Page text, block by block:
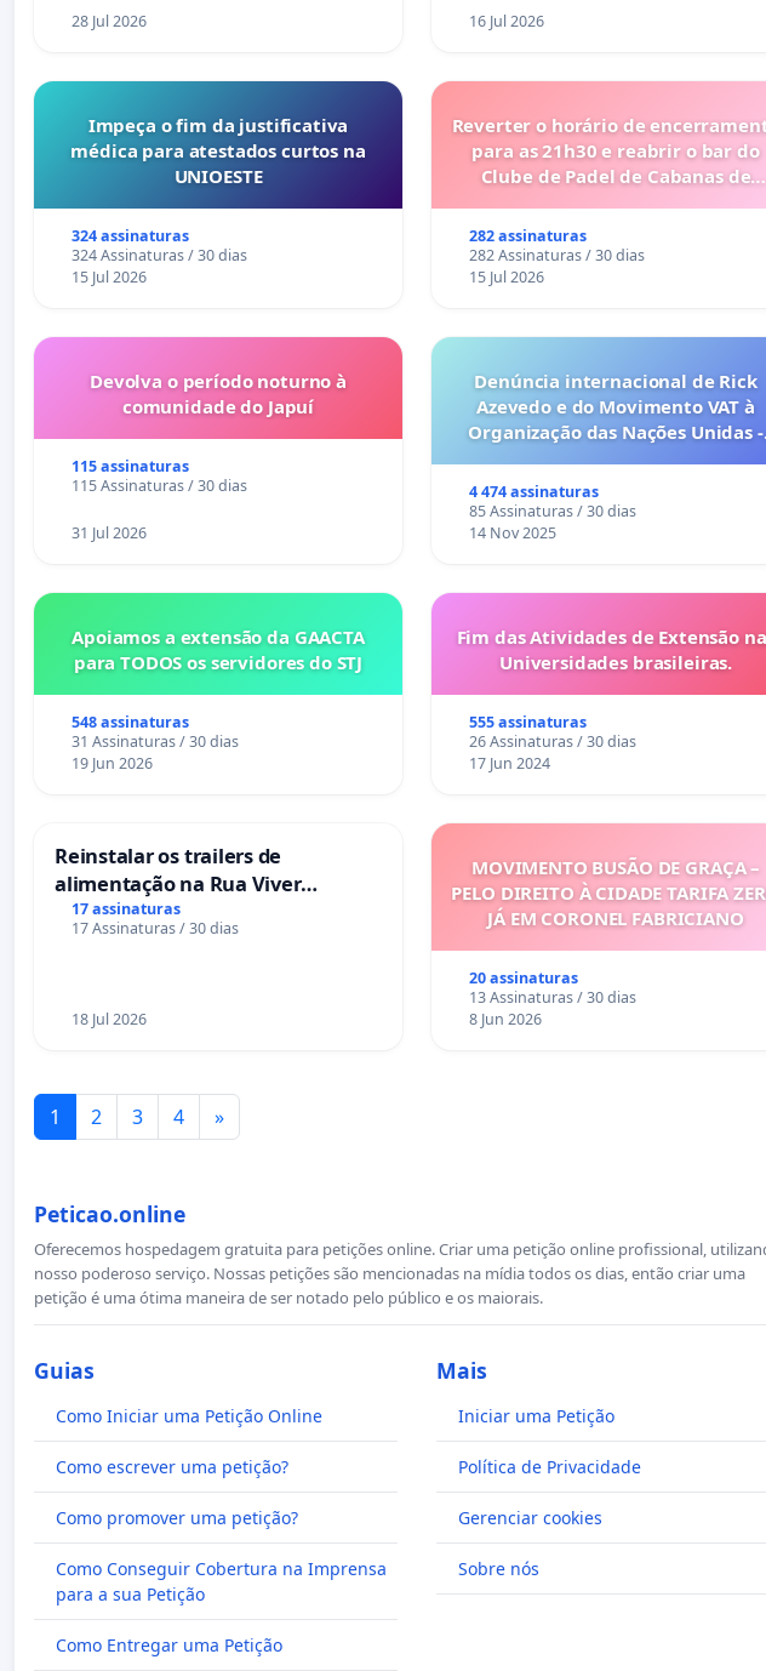
28 Jul 2026 16 Jul 2026
Impeça o fim da justificativa
médica para atestados curtos na
UNIOESTE
324 assinaturas
324 Assinaturas / 30 dias
15 Jul 2026
Reverter o horário de
para as 21h30 e reabrir o bar do
Clube de Padel de Cabanas de
282 assinaturas
282 Assinaturas / 30 dias
15 Jul 2026
Devolva o período noturno à
comunidade do Japuí
115 assinaturas
115 Assinaturas / 30 dias
31 Jul 2026
Denúncia internacional de Rick
Azevedo e do Movimento VAT à
Organização das Nações Unidas -
6x1 enquanto o lobby empresarial
compra a omissão do Congresso.
4 474 assinaturas
85 Assinaturas / 30 dias
14 Nov 2025
Apoiamos a extensão da GAACTA
para TODOS os servidores do STJ
548 assinaturas
31 Assinaturas / 30 dias
19 Jun 2026
Fim das Atividades de Extensão
Universidades brasileiras.
555 assinaturas
26 Assinaturas / 30 dias
17 Jun 2024
Reinstalar os trailers de
alimentação na Rua Viver
Salvador
17 assinaturas
17 Assinaturas / 30 dias
18 Jul 2026
MOVIMENTO BUSÃO DE GRAÇA –
PELO DIREITO À CIDADE TARIFA
JÁ EM CORONEL FABRICIANO
20 assinaturas
13 Assinaturas / 30 dias
8 Jun 2026
1 2 3 4 »
Peticao.online
Oferecemos hospedagem gratuita para petições online. Criar uma petição online profissional,
nosso poderoso serviço. Nossas petições são mencionadas na mídia todos os dias, então criar uma
petição é uma ótima maneira de ser notado pelo público e os maiorais.
Guias
Como Iniciar uma Petição Online
Como escrever uma petição?
Como promover uma petição?
Como Conseguir Cobertura na Imprensa
para a sua Petição
Como Entregar uma Petição
Mais
Iniciar uma Petição
Política de Privacidade
Gerenciar cookies
Sobre nós